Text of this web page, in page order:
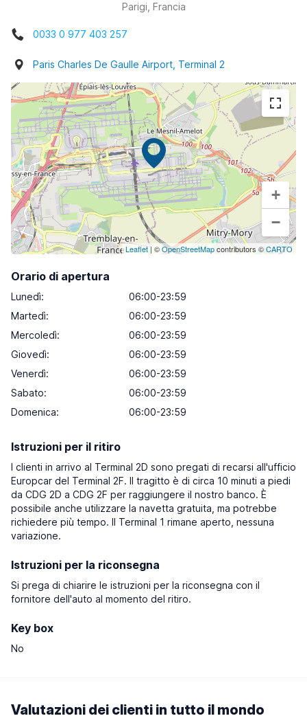
Parigi, Francia
0033 0 977 403 257
Paris Charles De Gaulle Airport, Terminal 2
+
−
Leaflet | ©OpenStreetMapcontributors ©CARTO
Orario di apertura
Lunedì:
06:00-23:59
Martedì:
06:00-23:59
Mercoledì:
06:00-23:59
Giovedì:
06:00-23:59
Venerdì:
06:00-23:59
Sabato:
06:00-23:59
Domenica: 06:00-23:59
Istruzioni per il ritiro
I clienti in arrivo al Terminal 2D sono pregati di recarsi all'ufficio
Europcar del Terminal 2F. Il tragitto è di circa 10 minuti a piedi
da CDG 2D a CDG 2F per raggiungere il nostro banco. È
possibile anche utilizzare la navetta gratuita, ma potrebbe
richiedere più tempo. Il Terminal 1 rimane aperto, nessuna
variazione.
Istruzioni per la riconsegna
Si prega di chiarire le istruzioni per la riconsegna con il
fornitore dell'auto al momento del ritiro.
Key box
No
Valutazioni dei clienti in tutto il mondo